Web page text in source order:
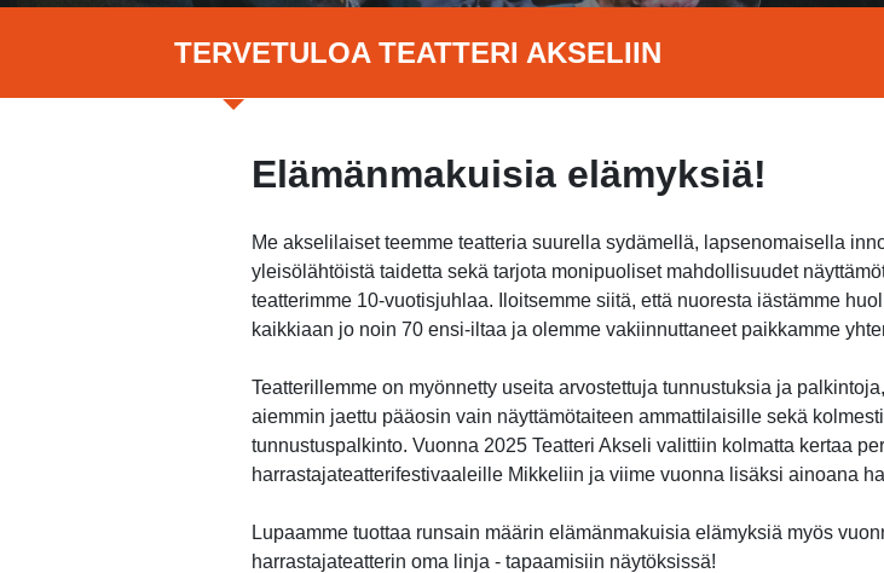
TERVETULOA TEATTERI AKSELIIN
Elämänmakuisia elämyksiä!
Me akselilaiset teemme teatteria suurella sydämellä, lapsenomaisella
yleisölähtöistä taidetta sekä tarjota monipuoliset mahdollisuudet
teatterimme 10-vuotisjuhlaa. Iloitsemme siitä, että nuoresta iästämme
kaikkiaan jo noin 70 ensi-iltaa ja olemme vakiinnuttaneet paikkamme
Teatterillemme on myönnetty useita arvostettuja tunnustuksia ja
aiemmin jaettu pääosin vain näyttämötaiteen ammattilaisille sekä
tunnustuspalkinto. Vuonna 2025 Teatteri Akseli valittiin kolmatta kertaa
harrastajateatterifestivaaleille Mikkeliin ja viime vuonna lisäksi ainoana
Lupaamme tuottaa runsain määrin elämänmakuisia elämyksiä myös
harrastajateatterin oma linja - tapaamisiin näytöksissä!